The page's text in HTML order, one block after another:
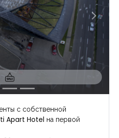
с собственной
Apart Hotel на первой